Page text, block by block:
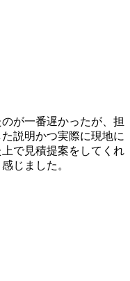
が一番遅かったが、担
説明かつ実際に現地に
で見積提案をしてくれ
じました。